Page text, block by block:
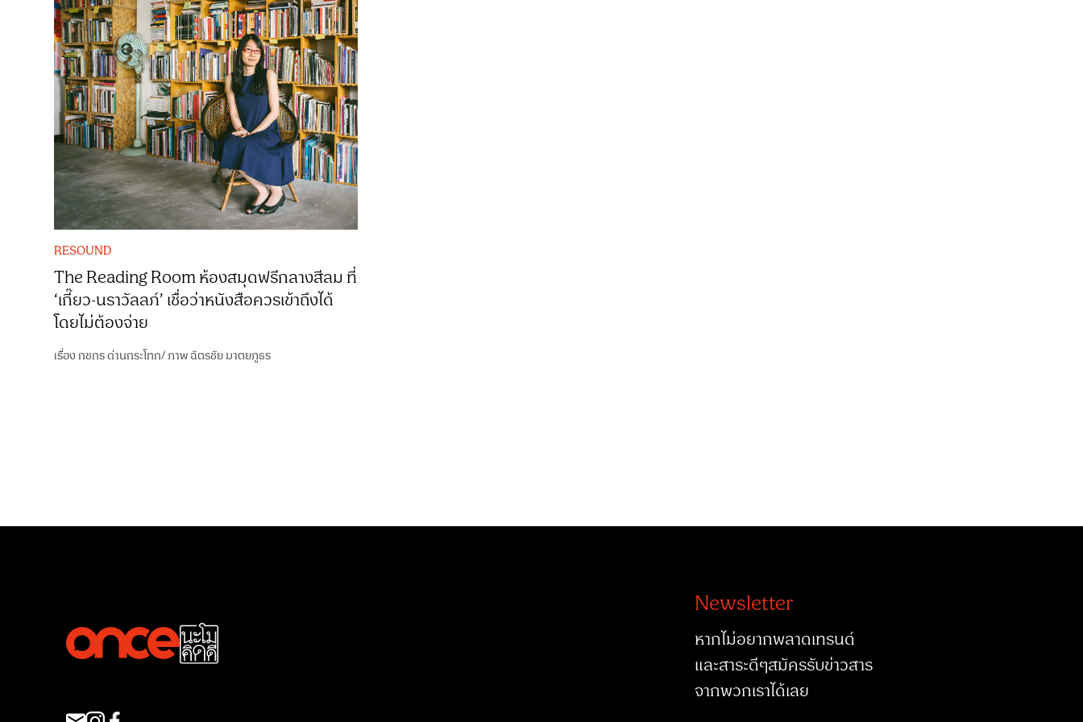
RESOUND
The Reading Room ห้องสมุดฟรีกลางสีลม ที่
‘เกี๊ยว-นราวัลลภ์’ เชื่อว่าหนังสือควรเข้าถึงได้
โดยไม่ต้องจ่าย
เรื่อง กชกร ด่านกระโทก/ภาพฉัตรชัย มาตยภูธร
Newsletter
หากไม่อยากพลาดเทรนด์
และสาระดีๆสมัครรับข่าวสาร
จากพวกเราได้เลย